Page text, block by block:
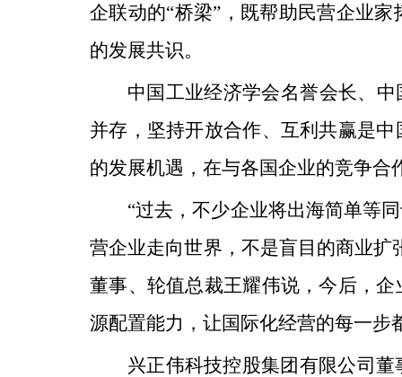
企联动的“桥梁”，既帮助民营企业
的发展共识。
中国工业经济学会名誉会长、
并存，坚持开放合作、互利共赢是
的发展机遇，在与各国企业的竞争
“过去，不少企业将出海简单等
营企业走向世界，不是盲目的商业
董事、轮值总裁王耀伟说，今后，
源配置能力，让国际化经营的每一步
兴正伟科技控股集团有限公司